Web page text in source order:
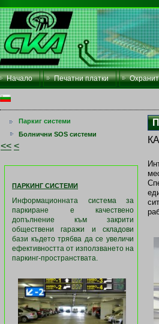
Начало Печатни платки
Паркиг системи
Болнични SOS системи
<< <
ПАРКИНГ СИСТЕМИ
Информационната система за
паркиране е качествено
допълнение към закрити
обществени гаражи и складови
бази където трябва да се увеличи
ефективността от използването на
паркинг-пространствата.